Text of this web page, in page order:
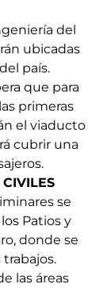
del
ubicadas
país.
que para
primeras
el viaducto
cubrir una
se
Patios y
donde se
las áreas